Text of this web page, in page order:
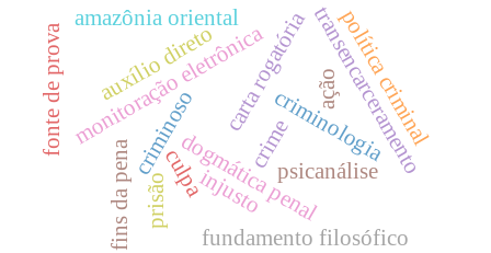
ação
crime
dogmática penal
fundamento filosófico
criminologia
criminoso psicanálise
injusto
culpa transencarceramento
monitoração eletrônica
amazônia oriental
fins da pena
política criminal
carta rogatória
auxílio direto
prisão
fonte de prova